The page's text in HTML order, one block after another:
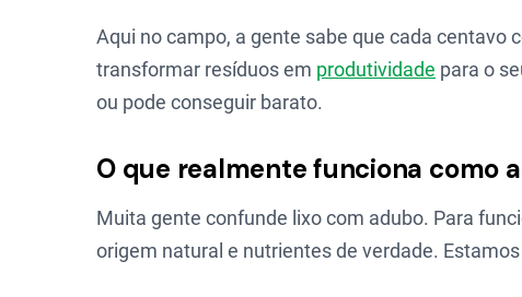
Aqui no campo, a gente sabe que cada centavo
transformar resíduos em produtividade para o
ou pode conseguir barato.
O que realmente funciona como
Muita gente confunde lixo com adubo. Para
origem natural e nutrientes de verdade.